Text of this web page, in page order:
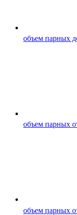
объем парных
объем парных
объем парных